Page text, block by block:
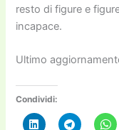
resto di figure e
incapace.
Ultimo
Condividi: